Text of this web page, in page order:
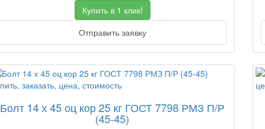
Купить в 1 клик!
Отправить заявку
Болт 14 х 45 оц кор 25 кг ГОСТ 7798 РМЗ П/Р
(45-45)